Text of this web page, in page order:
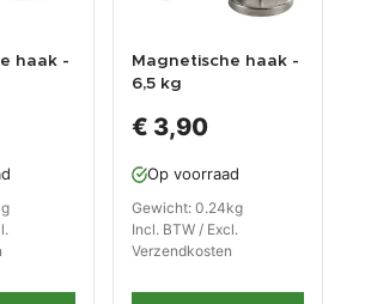
haak -
Magnetische haak -
6,5 kg
€ 3,90
Op voorraad
Gewicht: 0.24kg
Incl. BTW / Excl.
Verzendkosten